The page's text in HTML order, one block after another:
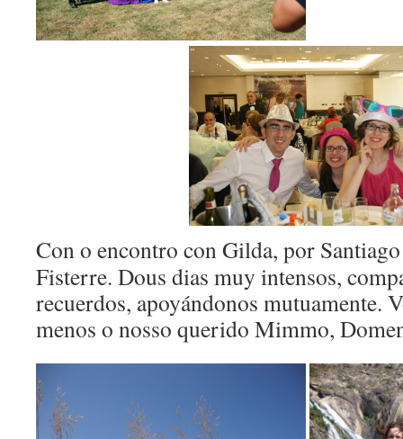
Con o encontro con Gilda, por
Fisterre. Dous dias muy intensos,
recuerdos, apoyándonos mutuamente.
menos o nosso querido Mimmo,